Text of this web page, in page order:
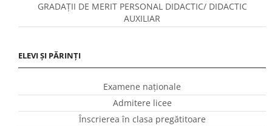
GRADAȚII DE MERIT PERSONAL DIDACTIC/ DIDACTIC
AUXILIAR
ELEVI ȘI PĂRINȚI
Examene naționale
Admitere licee
Înscrierea în clasa pregătitoare